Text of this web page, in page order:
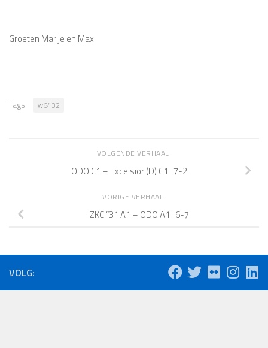
Groeten Marije en Max
Tags: w6432
VOLGENDE VERHAAL
ODO C1 – Excelsior (D) C1 7-2
VORIGE VERHAAL
ZKC ”31 A1 – ODO A1 6-7
VOLG: